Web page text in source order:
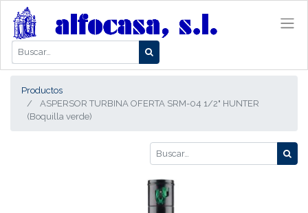
Productos
ASPERSOR TURBINA OFERTA SRM-04 1/2" HUNTER
(Boquilla verde)